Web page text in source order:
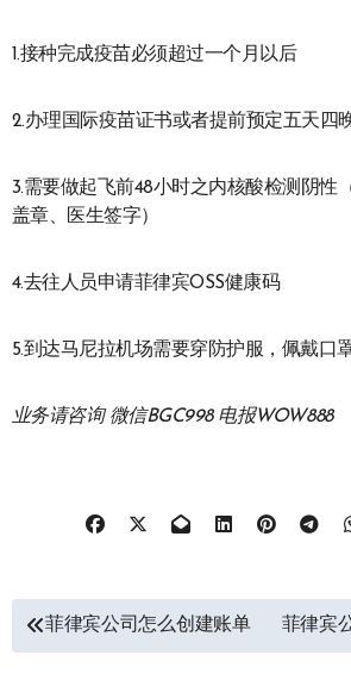
1.接种完成疫苗必须超过一个月以后
2.办理国际疫苗证书或者提前预定五天四
3.需要做起飞前48小时之内核酸检测阴性
盖章、医生签字）
4.去往人员申请菲律宾OSS健康码
5.到达马尼拉机场需要穿防护服，佩戴口
业务请咨询 微信BGC998 电报WOW888
文
章
菲律宾公司怎么创建账单 菲律宾